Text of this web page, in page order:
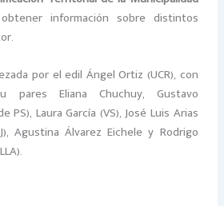
información sobre distintos
por el edil Ángel Ortiz (UCR), con
pares Eliana Chuchuy, Gustavo
PS), Laura García (VS), José Luis Arias
Agustina Álvarez Eichele y Rodrigo